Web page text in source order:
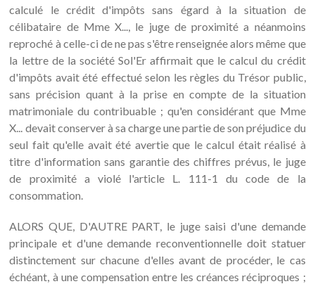
calculé le crédit d'impôts sans égard à la situation de
célibataire de Mme X..., le juge de proximité a néanmoins
reproché à celle-ci de ne pas s'être renseignée alors même que
la lettre de la société Sol'Er affirmait que le calcul du crédit
d'impôts avait été effectué selon les règles du Trésor public,
sans précision quant à la prise en compte de la situation
matrimoniale du contribuable ; qu'en considérant que Mme
X... devait conserver à sa charge une partie de son préjudice du
seul fait qu'elle avait été avertie que le calcul était réalisé à
titre d'information sans garantie des chiffres prévus, le juge
de proximité a violé l'article L. 111-1 du code de la
consommation.
ALORS QUE, D'AUTRE PART, le juge saisi d'une demande
principale et d'une demande reconventionnelle doit statuer
distinctement sur chacune d'elles avant de procéder, le cas
échéant, à une compensation entre les créances réciproques ;